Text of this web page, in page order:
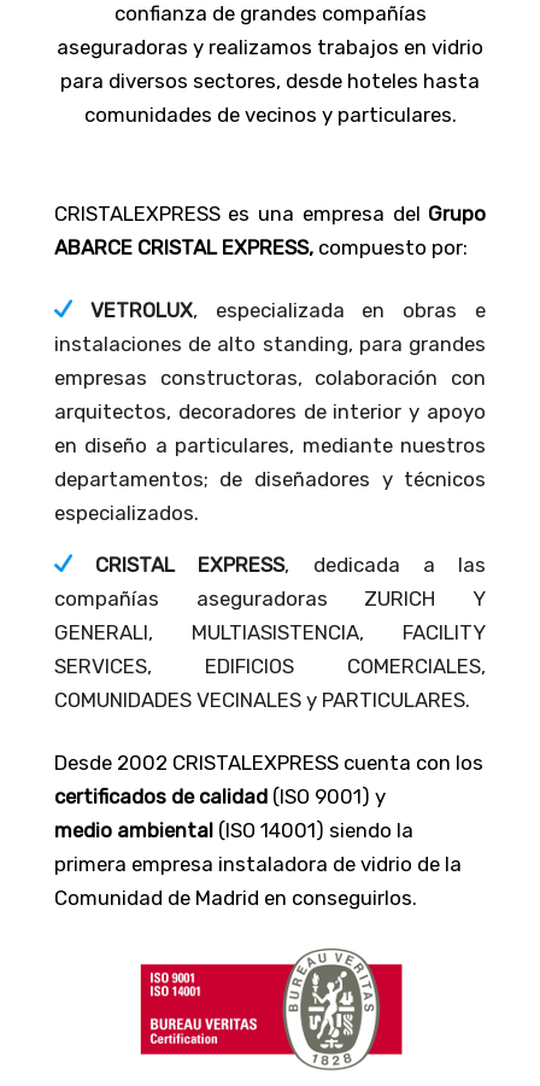
confianza de grandes compañías
aseguradoras y realizamos trabajos en vidrio
para diversos sectores, desde hoteles hasta
comunidades de vecinos y particulares.
CRISTALEXPRESS es una empresa del Grupo
ABARCE CRISTAL EXPRESS,compuesto por:
VETROLUX, especializada en obras e
instalaciones de alto standing, para grandes
empresas constructoras, colaboración con
arquitectos, decoradores de interior y apoyo
en diseño a particulares, mediante nuestros
departamentos; de diseñadores y técnicos
especializados.
CRISTAL EXPRESS, dedicada a las
compañías aseguradoras ZURICH Y
GENERALI, MULTIASISTENCIA, FACILITY
SERVICES, EDIFICIOS COMERCIALES,
COMUNIDADES VECINALES y PARTICULARES.
Desde 2002 CRISTALEXPRESS cuenta con los
certificados de calidad(ISO 9001) y
medio ambiental(ISO 14001) siendo la
primera empresa instaladora de vidrio de la
Comunidad de Madrid en conseguirlos.